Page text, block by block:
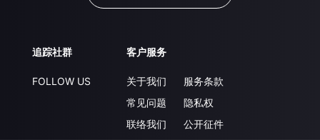
追踪社群
FOLLOW US
客户服务
关于我们
常见问题
联络我们
服务条款
隐私权
公开征件